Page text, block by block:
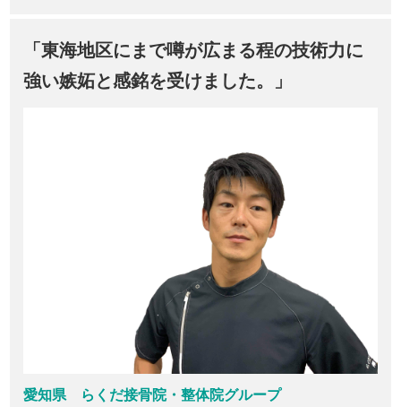
「東海地区にまで噂が広まる程の技術力に
強い嫉妬と感銘を受けました。」
愛知県 らくだ接骨院・整体院グループ